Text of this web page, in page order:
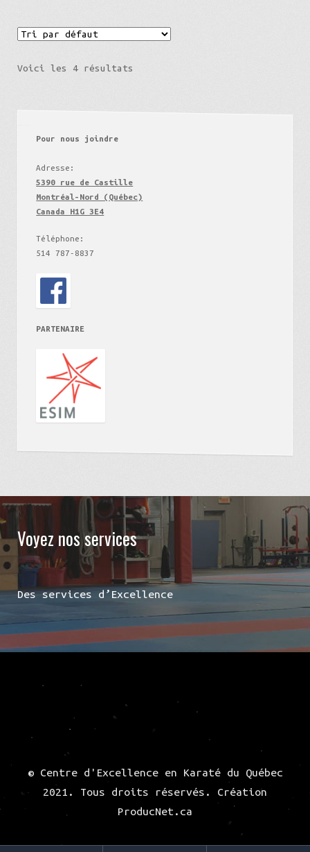
Voici les 4 résultats
Pour nous joindre
Adresse:
5390 rue de Castille
Montréal-Nord (Québec)
Canada H1G 3E4
Téléphone:
514 787-8837
PARTENAIRE
Voyez nos services
Des services d’Excellence